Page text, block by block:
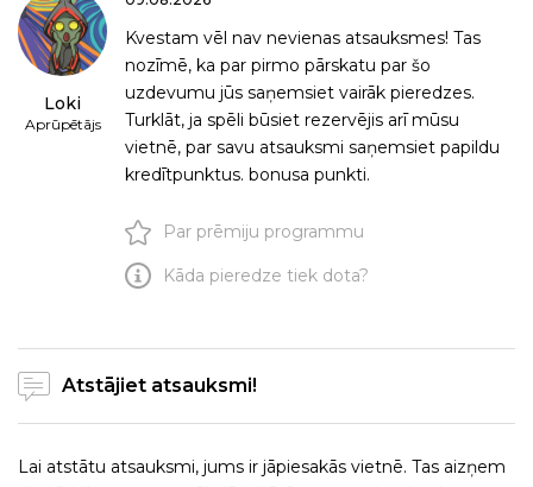
Loki
Aprūpētājs
Kvestam vēl nav nevienas atsauksmes! Tas
nozīmē, ka par pirmo pārskatu par šo
uzdevumu jūs saņemsiet vairāk pieredzes.
Turklāt, ja spēli būsiet rezervējis arī mūsu
vietnē, par savu atsauksmi saņemsiet papildu
kredītpunktus. bonusa punkti.
Par prēmiju programmu
Kāda pieredze tiek dota?
Atstājiet atsauksmi!
Lai atstātu atsauksmi, jums ir jāpiesakās vietnē. Tas aizņem